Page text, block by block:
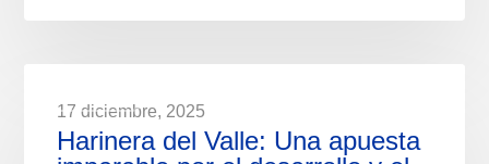
17 diciembre, 2025
Harinera del Valle: Una apuesta